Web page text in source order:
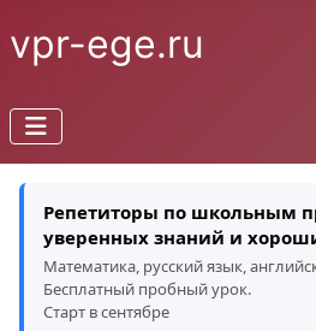
vpr-ege.ru
Репетиторы по школьным
уверенных знаний и
Математика, русский язык,
Бесплатный пробный урок.
Старт в сентябре